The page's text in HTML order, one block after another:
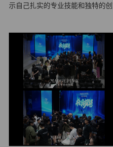
示自己扎实的专业技能和独特的创